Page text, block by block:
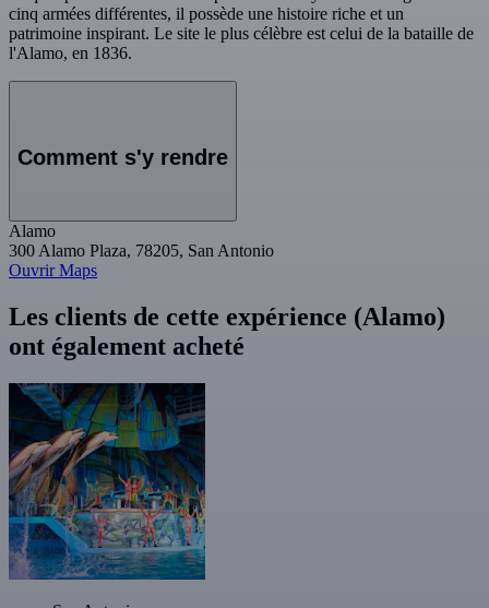
cinq armées différentes, il possède une histoire riche et un
patrimoine inspirant. Le site le plus célèbre est celui de la bataille de
l'Alamo, en 1836.
Comment s'y rendre
Alamo
300 Alamo Plaza, 78205, San Antonio
Ouvrir Maps
Les clients de cette expérience (Alamo)
ont également acheté